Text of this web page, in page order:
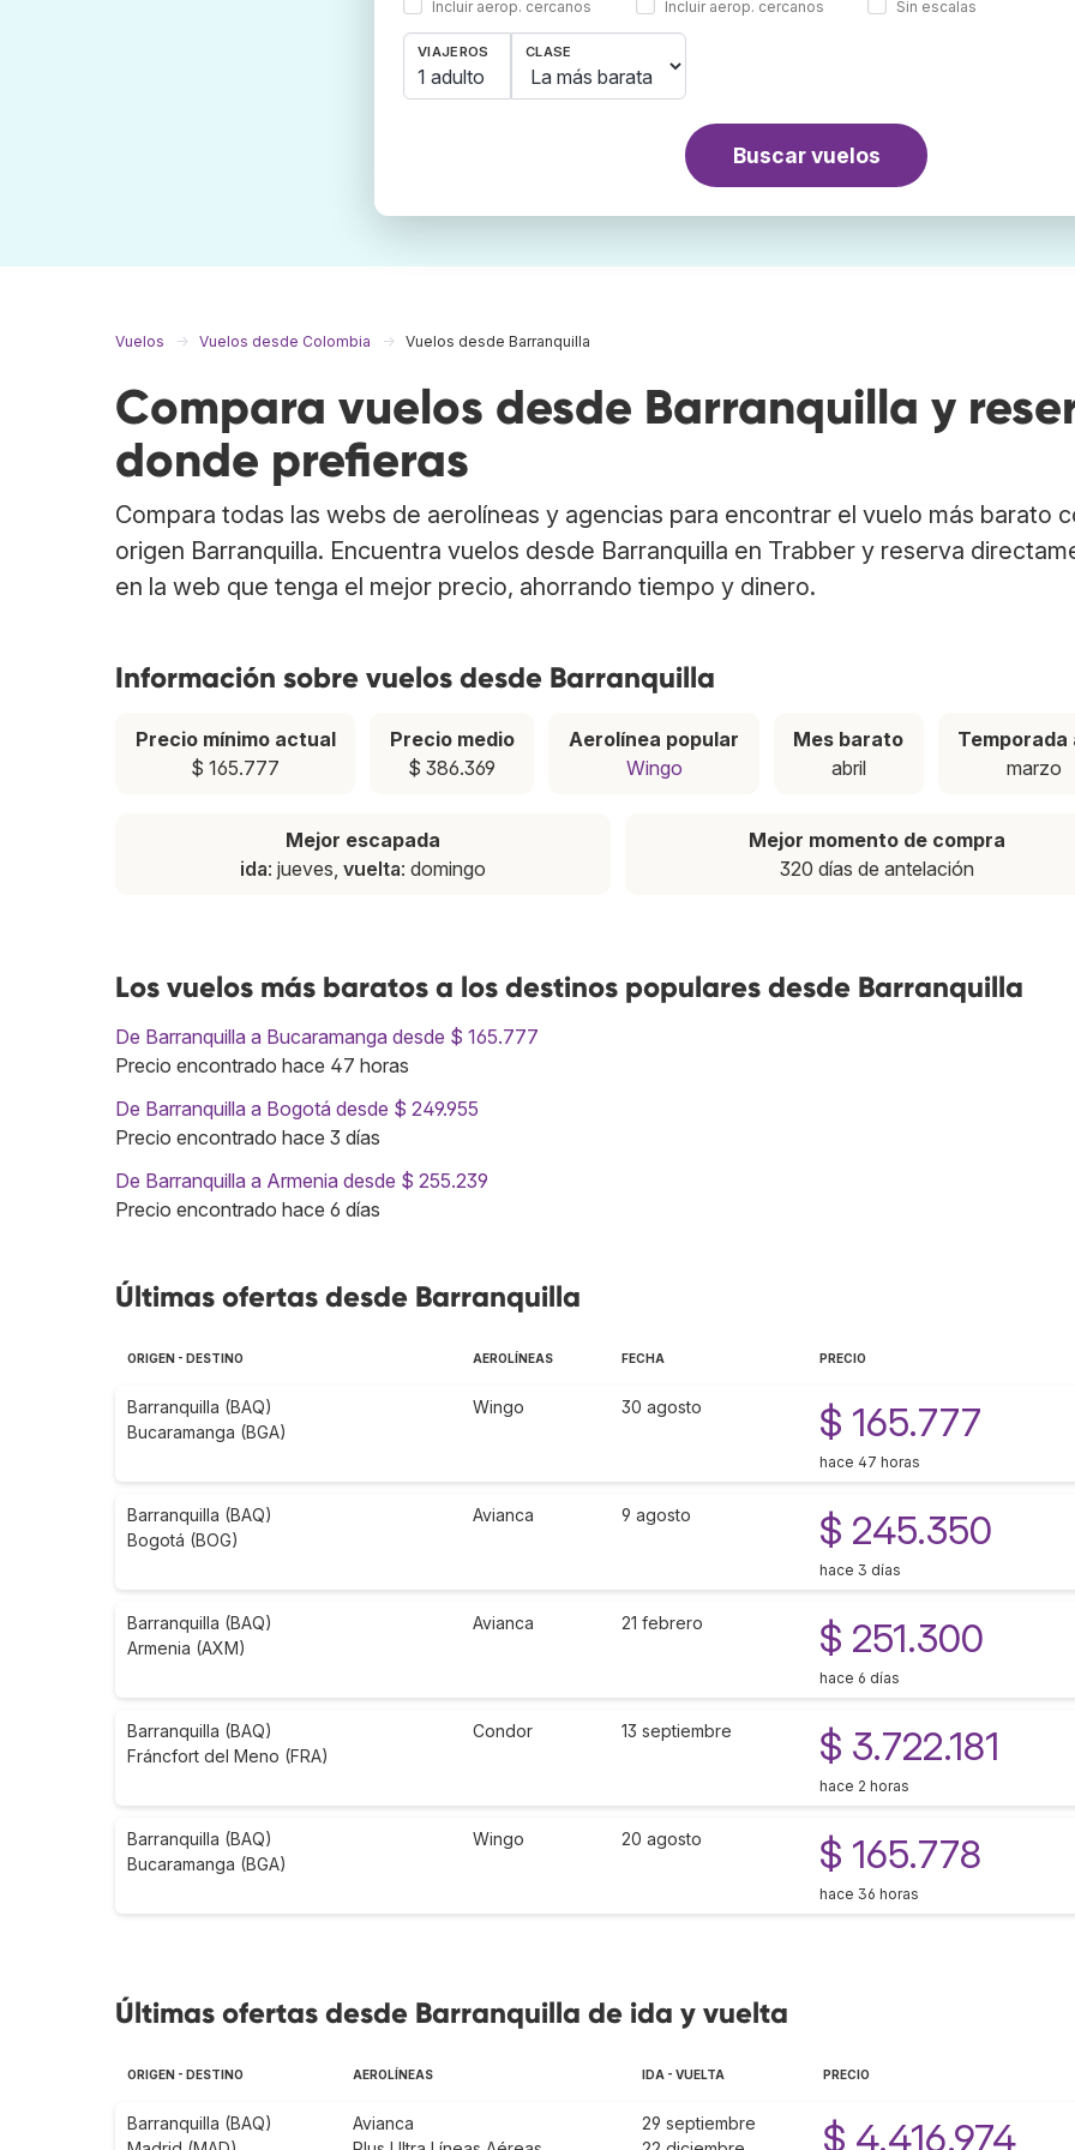
Incluir aerop. cercanos Incluir aerop. cercanos Sin escalas
VIAJEROS
1 adulto
CLASE
Buscar vuelos
Vuelos Vuelos desde Colombia Vuelos desde Barranquilla
Compara vuelos desde Barranquilla y
donde prefieras
Compara todas las webs de aerolíneas y agencias para encontrar el vuelo más barato
origen Barranquilla. Encuentra vuelos desde Barranquilla en Trabber y reserva
en la web que tenga el mejor precio, ahorrando tiempo y dinero.
Información sobre vuelos desde Barranquilla
Precio mínimo actual
$ 165.777
Precio medio
$ 386.369
Aerolínea popular
Wingo
Mes barato
abril
Temporada
marzo
Mejor escapada
ida: jueves, vuelta: domingo
Mejor momento de compra
320 días de antelación
Los vuelos más baratos a los destinos populares desde Barranquilla
De Barranquilla a Bucaramanga desde $ 165.777
Precio encontrado hace 47 horas
De Barranquilla a Bogotá desde $ 249.955
Precio encontrado hace 3 días
De Barranquilla a Armenia desde $ 255.239
Precio encontrado hace 6 días
Últimas ofertas desde Barranquilla
ORIGEN - DESTINO AEROLÍNEAS FECHA PRECIO
Barranquilla (BAQ)
Bucaramanga (BGA)
Wingo 30 agosto $ 165.777
hace 47 horas
Barranquilla (BAQ)
Bogotá (BOG)
Avianca 9 agosto $ 245.350
hace 3 días
Barranquilla (BAQ)
Armenia (AXM)
Avianca 21 febrero $ 251.300
hace 6 días
Barranquilla (BAQ)
Fráncfort del Meno (FRA)
Condor 13 septiembre $ 3.722.181
hace 2 horas
Barranquilla (BAQ)
Bucaramanga (BGA)
Wingo 20 agosto $ 165.778
hace 36 horas
Últimas ofertas desde Barranquilla de ida y vuelta
ORIGEN - DESTINO AEROLÍNEAS IDA - VUELTA PRECIO
Barranquilla (BAQ)
Avianca
29 septiembre
$ 4.416.974